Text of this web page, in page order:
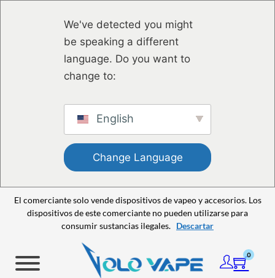
We've detected you might
be speaking a different
language. Do you want to
change to:
English
Change Language
El comerciante solo vende dispositivos de vapeo y accesorios. Los
dispositivos de este comerciante no pueden utilizarse para
consumir sustancias ilegales. Descartar
0